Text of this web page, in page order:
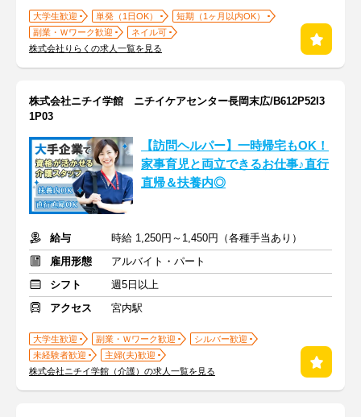
大学生歓迎 単発（1日OK）
短期（1ヶ月以内OK）
副業・Ｗワーク歓迎
ネイル可
株式会社りらくの求人一覧を見る
株式会社ニチイ学館 ニチイケアセンター長岡末広/B612P52I3
1P03
【訪問ヘルパー】一時帰宅もOK！
家事育児と両立できるお仕事♪直行
直帰＆扶養内◎
給与
時給 1,250円～1,450円（各種手当あり）
雇用形態
アルバイト・パート
シフト
週5日以上
アクセス
宮内駅
大学生歓迎 副業・Ｗワーク歓迎
シルバー歓迎
未経験者歓迎
主婦(夫)歓迎
株式会社ニチイ学館（介護）の求人一覧を見る